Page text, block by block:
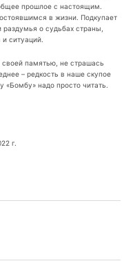
прошлое с настоящим.
в жизни. Подкупает
о судьбах страны,
ситуаций.
своей памятью, не страшась
– редкость в наше скупое
«Бомбу» надо просто читать.
г.